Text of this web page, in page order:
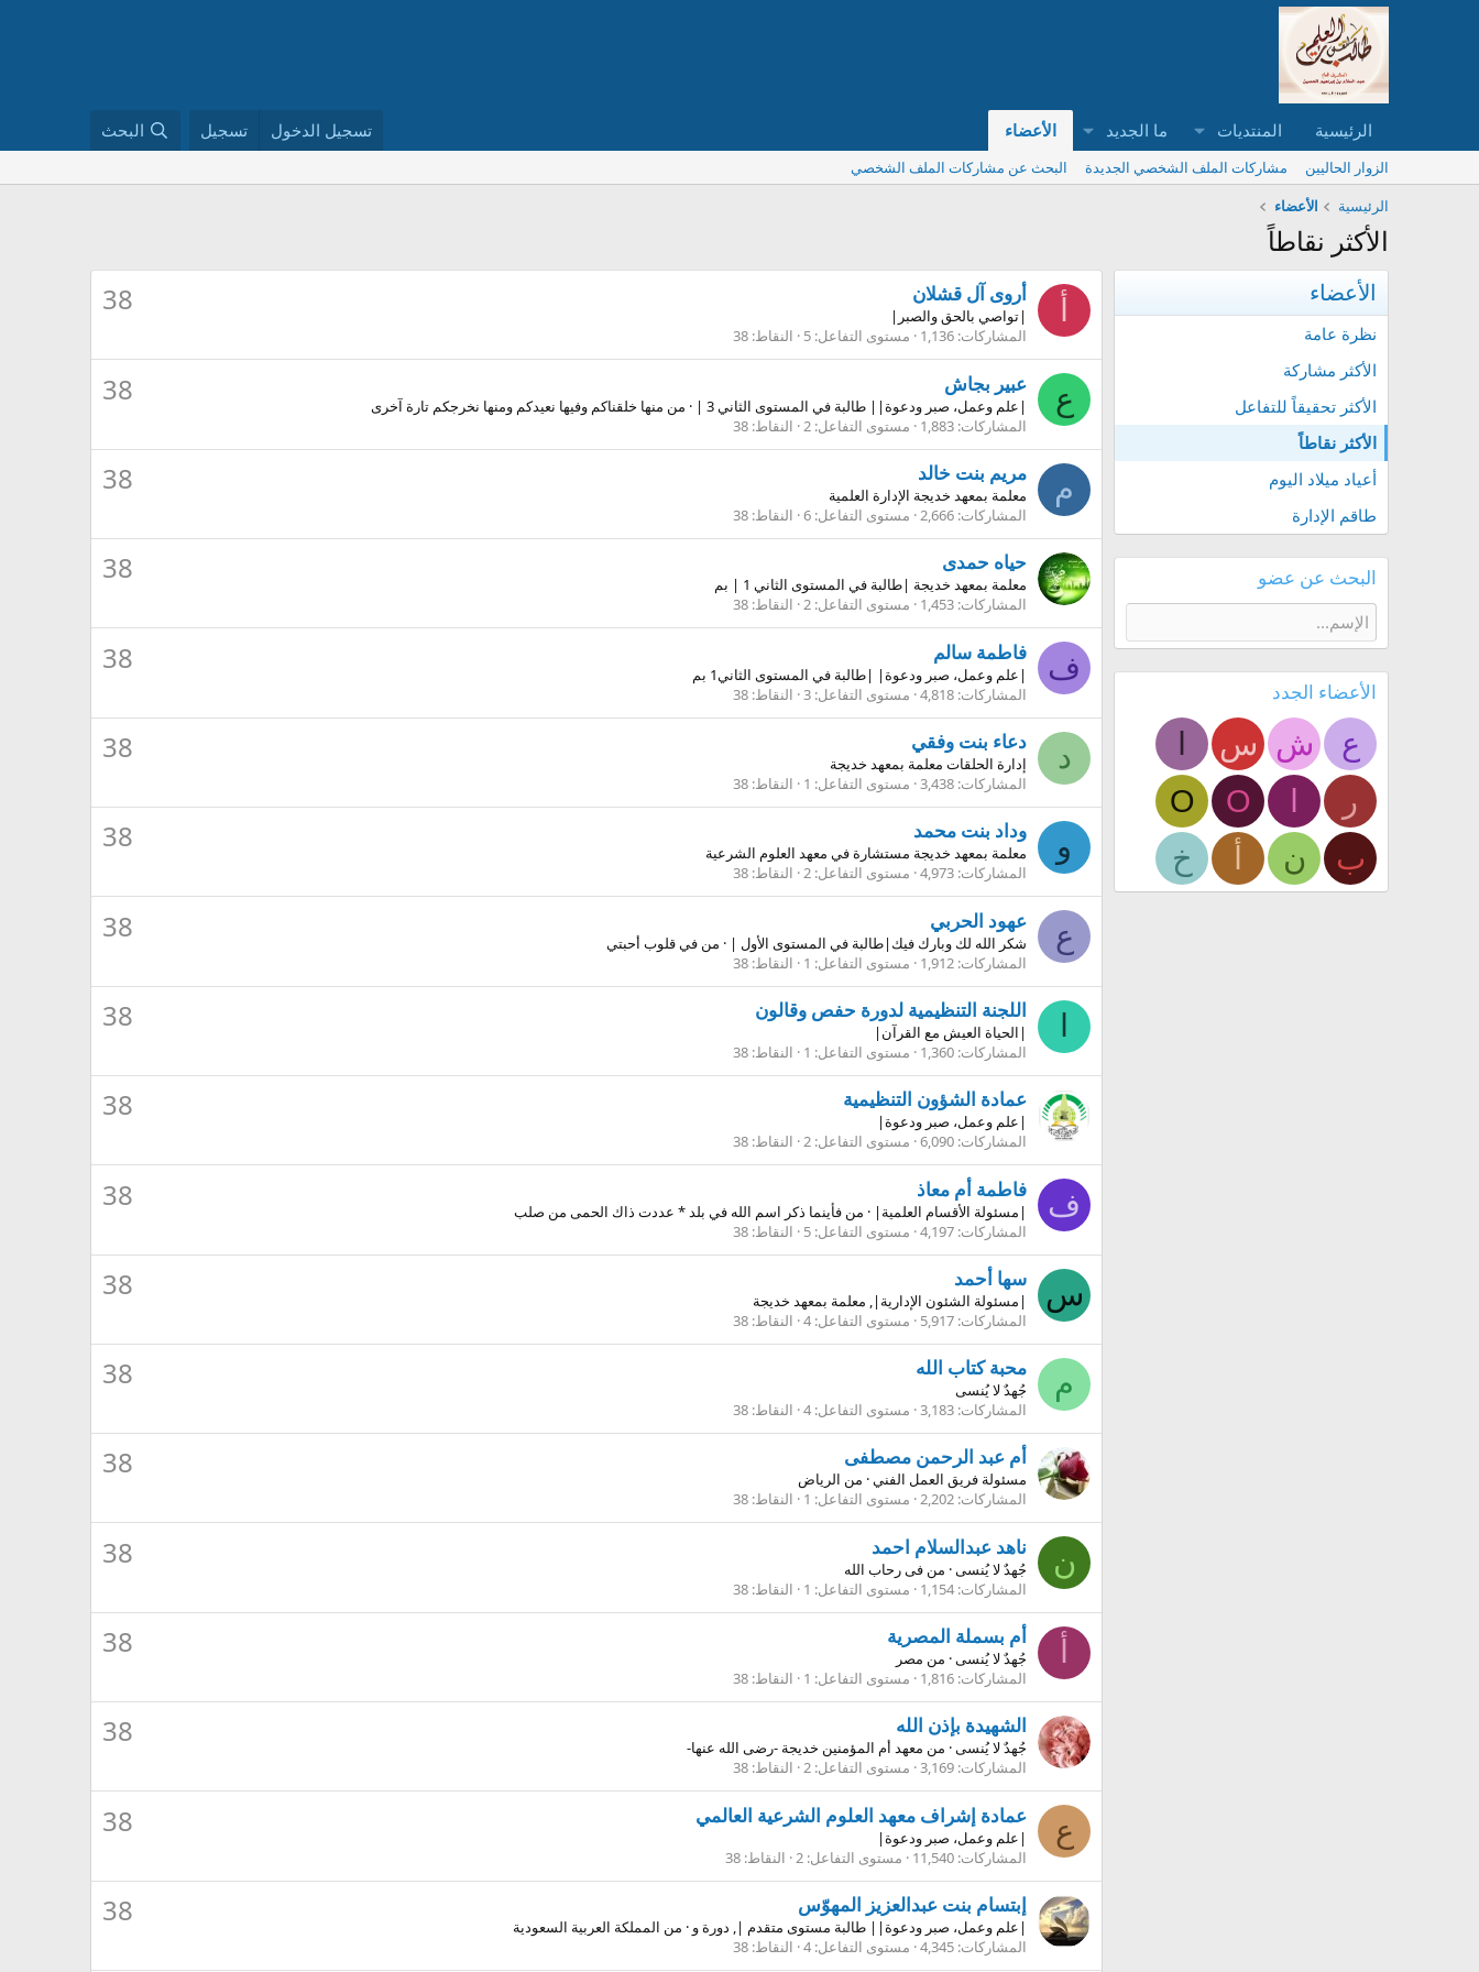
الرئيسية المنتديات ما الجديد الأعضاء تسجيل الدخول تسجيل البحث
الزوار الحاليين مشاركات الملف الشخصي الجديدة
البحث عن مشاركات الملف الشخصي
الرئيسية
الأعضاء
الأكثر نقاطاً
الأعضاء
نظرة عامة
الأكثر مشاركة
الأكثر تحقيقاً للتفاعل
الأكثر نقاطاً
أعياد ميلاد اليوم
طاقم الإدارة
البحث عن عضو
الأعضاء الجدد
ع ش س
ر
O
O
ب
ن خ
38 أروى آل قشلان
|تواصي بالحق والصبر|
المشاركات 1,136 مستوى التفاعل 5 النقاط 38
ع 38 عبير بجاش
|علم وعمل، صبر ودعوة|| طالبة في المستوى الثاني 3 | · من منها خلقناكم وفيها نعيدكم ومنها نخرجكم تارة آخرى
المشاركات 1,883 مستوى التفاعل 2 النقاط 38
م 38 مريم بنت خالد
معلمة بمعهد خديجة الإدارة العلمية
المشاركات 2,666 مستوى التفاعل 6 النقاط 38
38 حياه حمدى
معلمة بمعهد خديجة |طالبة في المستوى الثاني 1 | بم
المشاركات 1,453 مستوى التفاعل 2 النقاط 38
ف 38 فاطمة سالم
|علم وعمل، صبر ودعوة| |طالبة في المستوى الثاني1 بم
المشاركات 4,818 مستوى التفاعل 3 النقاط 38
د 38 دعاء بنت وفقي
إدارة الحلقات معلمة بمعهد خديجة
المشاركات 3,438 مستوى التفاعل 1 النقاط 38
و 38 وداد بنت محمد
معلمة بمعهد خديجة مستشارة في معهد العلوم الشرعية
المشاركات 4,973 مستوى التفاعل 2 النقاط 38
ع 38 عهود الحربي
شكر الله لك وبارك فيك|طالبة في المستوى الأول | · من في قلوب أحبتي
المشاركات 1,912 مستوى التفاعل 1 النقاط 38
38 اللجنة التنظيمية لدورة حفص وقالون
|الحياة العيش مع القرآن|
المشاركات 1,360 مستوى التفاعل 1 النقاط 38
38 عمادة الشؤون التنظيمية
|علم وعمل، صبر ودعوة|
المشاركات 6,090 مستوى التفاعل 2 النقاط 38
ف 38 فاطمة أم معاذ
|مسئولة الأقسام العلمية| · من فأينما ذكر اسم الله في بلد * عددت ذاك الحمى من صلب
المشاركات 4,197 مستوى التفاعل 5 النقاط 38
س 38 سها أحمد
|مسئولة الشئون الإدارية|, معلمة بمعهد خديجة
المشاركات 5,917 مستوى التفاعل 4 النقاط 38
م 38 محبة كتاب الله
جُهدٌ لا يُنسى
المشاركات 3,183 مستوى التفاعل 4 النقاط 38
38 أم عبد الرحمن مصطفى
مسئولة فريق العمل الفني· من الرياض
المشاركات 2,202 مستوى التفاعل 1 النقاط 38
ن 38 ناهد عبدالسلام احمد
جُهدٌ لا يُنسى· من فى رحاب الله
المشاركات 1,154 مستوى التفاعل 1 النقاط 38
38 أم بسملة المصرية
جُهدٌ لا يُنسى· من مصر
المشاركات 1,816 مستوى التفاعل 1 النقاط 38
38 الشهيدة بإذن الله
جُهدٌ لا يُنسى· من معهد أم المؤمنين خديجة -رضى الله عنها-
المشاركات 3,169 مستوى التفاعل 2 النقاط 38
ع 38 عمادة إشراف معهد العلوم الشرعية العالمي
|علم وعمل، صبر ودعوة|
المشاركات 11,540 مستوى التفاعل 2 النقاط 38
38 إبتسام بنت عبدالعزيز المهوّس
|علم وعمل، صبر ودعوة|| طالبة مستوى متقدم |, دورة و · من المملكة العربية السعودية
المشاركات 4,345 مستوى التفاعل 4 النقاط 38